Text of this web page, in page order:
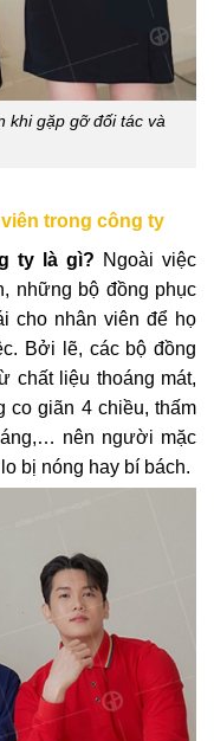
khi gặp gỡ đối tác và
trong công ty
ty là gì? Ngoài việc
những bộ đồng phục
cho nhân viên để họ
Bởi lẽ, các bộ đồng
chất liệu thoáng mát,
co giãn 4 chiều, thấm
nên người mặc
bị nóng hay bí bách.